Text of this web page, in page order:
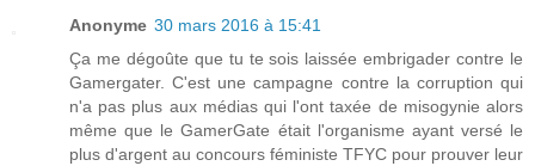
Anonyme 30 mars 2016 à 15:41
Ça me dégoûte que tu te sois laissée embrigader contre le
Gamergater. C'est une campagne contre la corruption qui
n'a pas plus aux médias qui l'ont taxée de misogynie alors
même que le GamerGate était l'organisme ayant versé le
plus d'argent au concours féministe TFYC pour prouver leur